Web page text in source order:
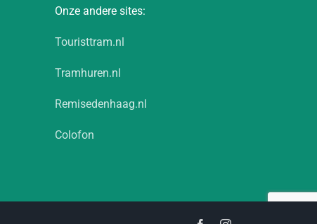
Onze andere sites:
Touristtram.nl
Tramhuren.nl
Remisedenhaag.nl
Colofon